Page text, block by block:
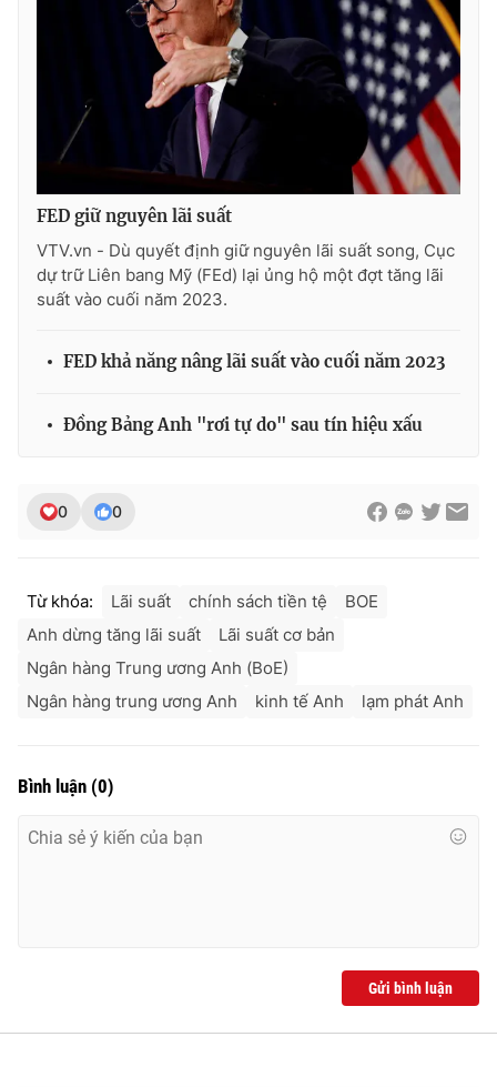
Ðiện thoại Thời báo VTV: 024.66 897 897
toasoan@vtv.vn
Liên hệ quảng cáo:024-7300.7108
thuận bằng văn bản. Ghi rõ nguồn VTV.vn khi phát hành lại
thông tin từ website này.
FED giữ nguyên lãi suất
VTV.vn - Dù quyết định giữ nguyên lãi suất song, Cục
dự trữ Liên bang Mỹ (FEd) lại ủng hộ một đợt tăng lãi
suất vào cuối năm 2023.
FED khả năng nâng lãi suất vào cuối năm 2023
Đồng Bảng Anh "rơi tự do" sau tín hiệu xấu
0 0
Từ khóa: Lãi suất chính sách tiền tệ
BOE
Anh dừng tăng lãi suất
Lãi suất cơ bản
Ngân hàng Trung ương Anh (BoE)
Ngân hàng trung ương Anh
kinh tế Anh lạm phát Anh
Bình luận (0)
Gửi bình luận